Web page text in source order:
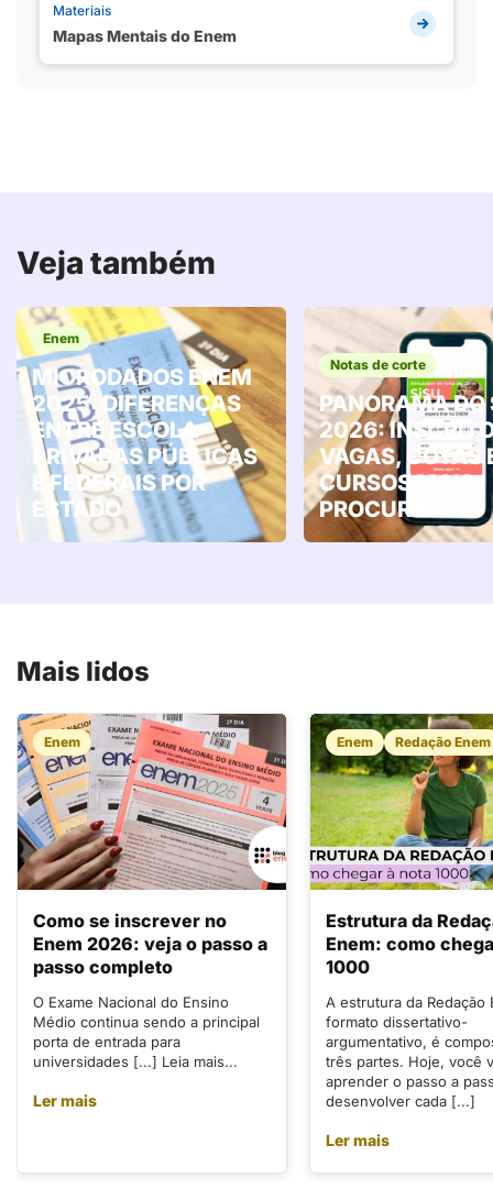
Materiais
Mapas Mentais do Enem
Veja também
Enem
MICRODADOS ENEM
2025: DIFERENÇAS
ENTRE ESCOLA
PRIVADAS PÚBLICAS
E FEDERAIS POR
ESTADO
Notas de corte
PANORAMA DO
2026:
VAGAS, COTAS
CURSOS MAIS
PROCURADOS
Mais lidos
Enem
Como se inscrever no
Enem 2026: veja o passo a
passo completo
O Exame Nacional do Ensino
Médio continua sendo a principal
porta de entrada para
universidades [...] Leia mais...
Ler mais
Enem Redação Enem
Estrutura da
Enem: como
1000
A estrutura da Redação
formato dissertativo-
argumentativo, é
três partes. Hoje, você
aprender o passo a
desenvolver cada [...]
Ler mais